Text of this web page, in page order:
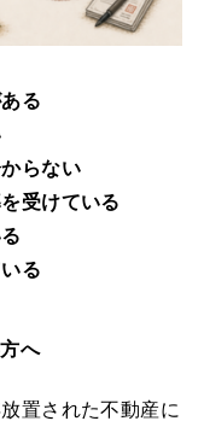
る
らない
受けている
る
へ
置された不動産に